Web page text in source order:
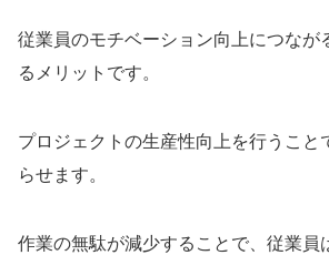
従業員のモチベーション向上につなが
るメリットです。
プロジェクトの生産性向上を行うこと
らせます。
作業の無駄が減少することで、従業員